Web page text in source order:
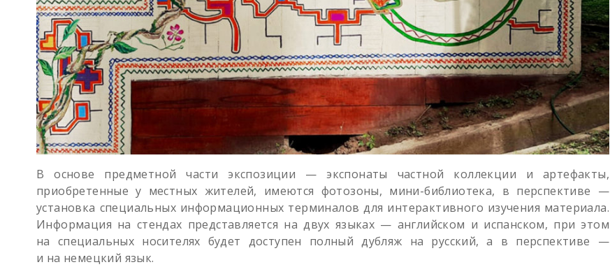
В основе предметной части экспозиции — экспонаты частной коллекции и артефакты,
приобретенные у местных жителей, имеются фотозоны, мини-библиотека, в перспективе —
установка специальных информационных терминалов для интерактивного изучения материала.
Информация на стендах представляется на двух языках — английском и испанском, при этом
на специальных носителях будет доступен полный дубляж на русский, а в перспективе —
и на немецкий язык.